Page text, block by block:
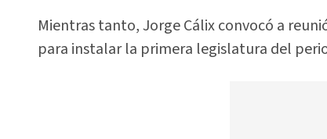
Mientras tanto, Jorge Cálix convocó a
para instalar la primera legislatura del